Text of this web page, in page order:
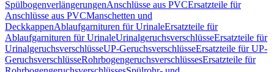
SpülbogenverlängerungenAnschlüsse aus PVCErsatzteile für
Anschlüsse aus PVCManschetten und
DeckkappenAblaufgarnituren für UrinaleErsatzteile für
Ablaufgarnituren für UrinaleUrinalgeruchsverschlüsseErsatzteile für
UrinalgeruchsverschlüsseUP-GeruchsverschlüsseErsatzteile für UP-
GeruchsverschlüsseRohrbogengeruchsverschlüssesErsatzteile für